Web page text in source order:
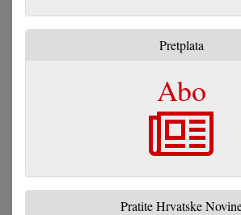
Pretplata
Abo
Pratite Hrvatske